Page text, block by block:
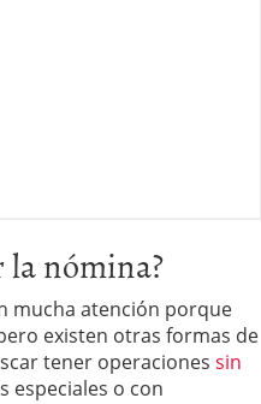
nómina?
mucha atención porque
existen otras formas de
tener operaciones sin
especiales o con